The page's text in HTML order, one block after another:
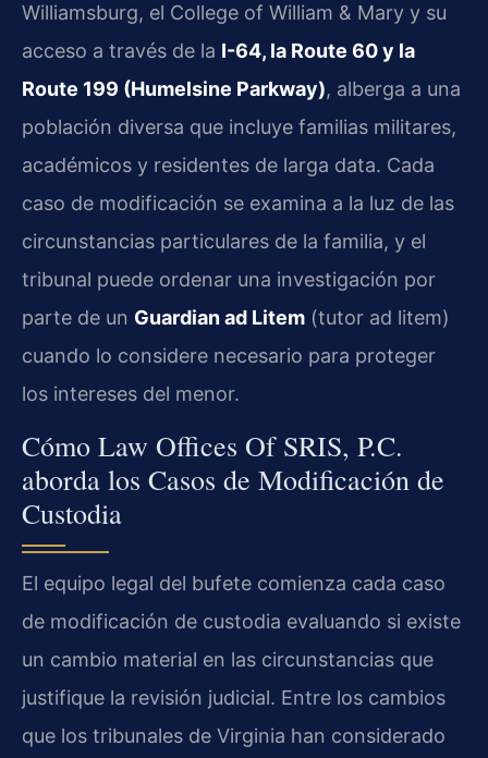
Williamsburg, el College of William & Mary y su
acceso a través de la I-64, la Route 60 y la
Route 199 (Humelsine Parkway), alberga a una
población diversa que incluye familias militares,
académicos y residentes de larga data. Cada
caso de modificación se examina a la luz de las
circunstancias particulares de la familia, y el
tribunal puede ordenar una investigación por
parte de un Guardian ad Litem (tutor ad litem)
cuando lo considere necesario para proteger
los intereses del menor.
Cómo Law Offices Of SRIS, P.C.
aborda los Casos de Modificación de
Custodia
El equipo legal del bufete comienza cada caso
de modificación de custodia evaluando si existe
un cambio material en las circunstancias que
justifique la revisión judicial. Entre los cambios
que los tribunales de Virginia han considerado